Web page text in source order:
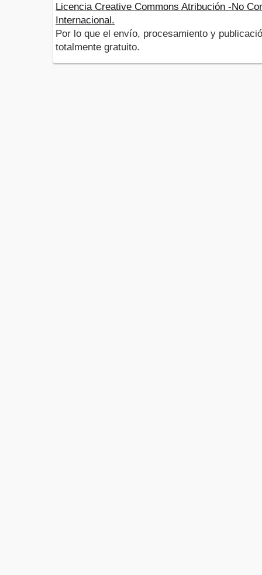
Licencia Creative Commons Atribución -No
Internacional.
Por lo que el envío, procesamiento y
totalmente gratuito.